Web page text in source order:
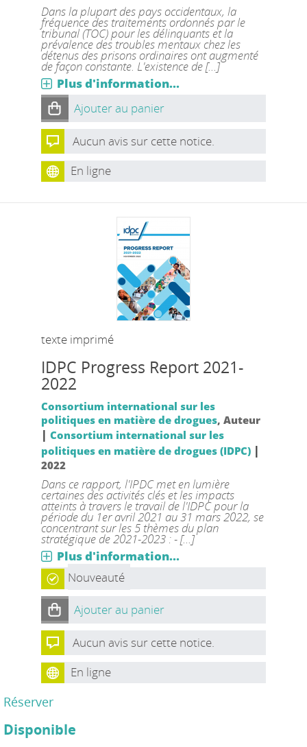
Dans la plupart des pays occidentaux, la
fréquence des traitements ordonnés par le
tribunal (TOC) pour les délinquants et la
prévalence des troubles mentaux chez les
détenus des prisons ordinaires ont augmenté
de façon constante. L'existence de [...]
Plus d'information...
Ajouter au panier
Aucun avis sur cette notice.
En ligne
texte imprimé
IDPC Progress Report 2021-
2022
Consortium international sur les
politiques en matière de drogues, Auteur
| Consortium international sur les
politiques en matière de drogues (IDPC)|
2022
Dans ce rapport, l'IPDC met en lumière
certaines des activités clés et les impacts
atteints à travers le travail de l'IDPC pour la
période du 1er avril 2021 au 31 mars 2022, se
concentrant sur les 5 thèmes du plan
stratégique de 2021-2023 : - [...]
Plus d'information...
Nouveauté
Ajouter au panier
Aucun avis sur cette notice.
En ligne
Réserver
Disponible